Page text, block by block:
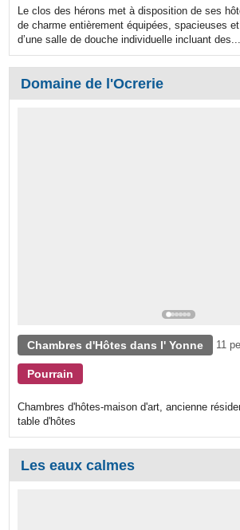
Le clos des hérons met à disposition de ses
de charme entièrement équipées, spacieuses
d’une salle de douche individuelle incluant des...
Domaine de l'Ocrerie
Chambres d'Hôtes dans l' Yonne 11
Pourrain
Chambres d'hôtes-maison d'art, ancienne
table d'hôtes
Les eaux calmes